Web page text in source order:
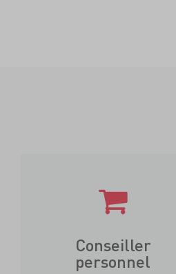
Conseiller
personnel